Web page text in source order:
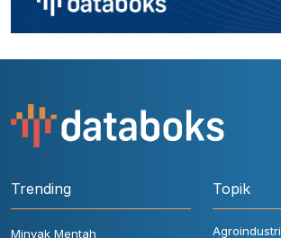
Trending
Minyak Mentah
Topik
Agroindustri